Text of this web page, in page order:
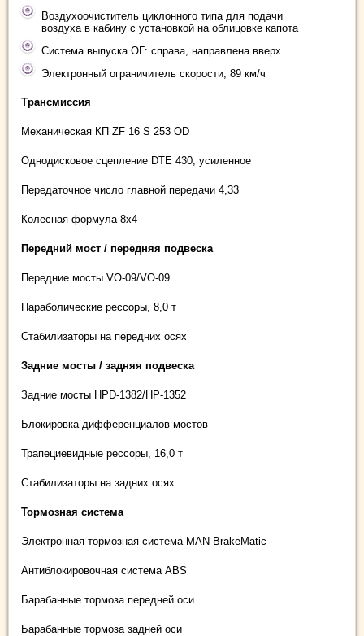
Воздухоочиститель циклонного типа для подачи
воздуха в кабину с установкой на облицовке капота
Система выпуска ОГ: справа, направлена вверх
Электронный ограничитель скорости, 89 км/ч
Трансмиссия
Механическая КП ZF 16 S 253 OD
Однодисковое сцепление DTE 430, усиленное
Передаточное число главной передачи 4,33
Колесная формула 8х4
Передний мост / передняя подвеска
Передние мосты VO-09/VO-09
Параболические рессоры, 8,0 т
Стабилизаторы на передних осях
Задние мосты / задняя подвеска
Задние мосты HPD-1382/HP-1352
Блокировка дифференциалов мостов
Трапециевидные рессоры, 16,0 т
Стабилизаторы на задних осях
Тормозная система
Электронная тормозная система MAN BrakeMatic
Антиблокировочная система ABS
Барабанные тормоза передней оси
Барабанные тормоза задней оси